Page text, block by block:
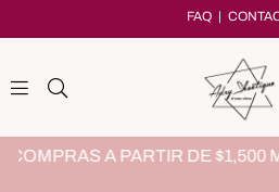
FAQ |
PAGA A QUINCENAS CON